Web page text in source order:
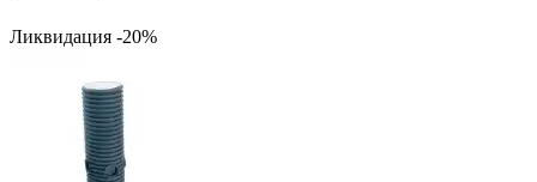
Ликвидация -20%